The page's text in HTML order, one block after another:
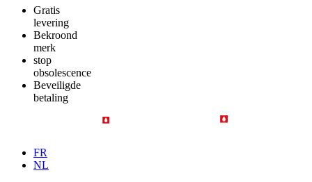
Gratis
levering
Bekroond
merk
stop
obsolescence
Beveiligde
betaling
FR
NL